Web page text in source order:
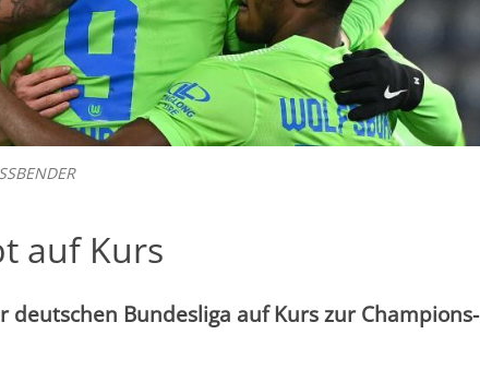
auf Kurs
deutschen Bundesliga auf Kurs zur Champions-